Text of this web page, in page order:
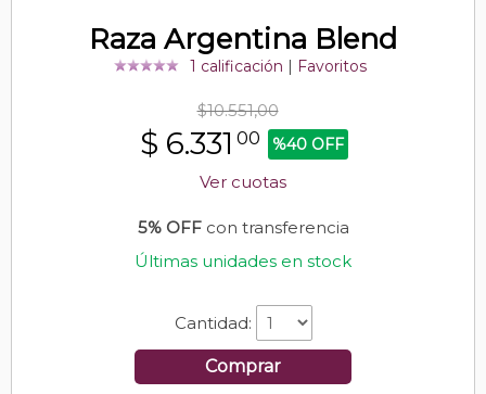
Raza Argentina Blend
1 calificación Favoritos
$10.551,00
$ 6.331 00 %40 OFF
Ver cuotas
5% OFFcon transferencia
Últimas unidades en stock
Cantidad:
Comprar